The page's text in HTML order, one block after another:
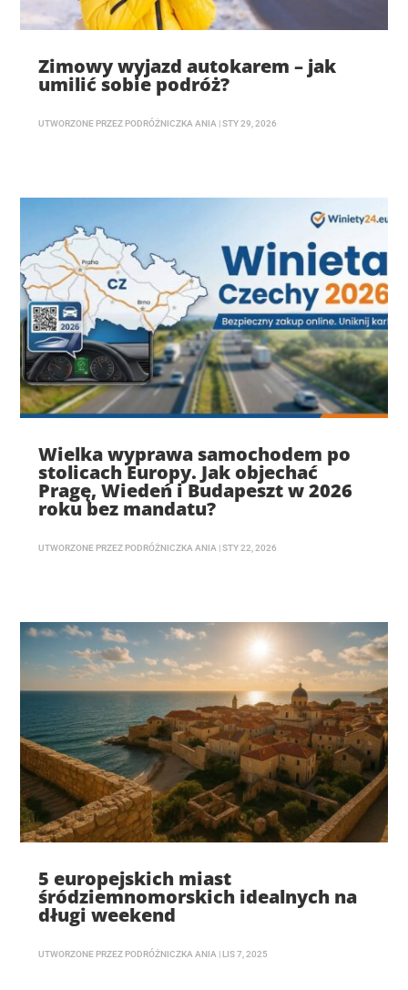
Zimowy wyjazd autokarem – jak
umilić sobie podróż?
UTWORZONE PRZEZ PODRÓŻNICZKA ANIA |STY 29, 2026
Wielka wyprawa samochodem po
stolicach Europy. Jak objechać
Pragę, Wiedeń i Budapeszt w 2026
roku bez mandatu?
UTWORZONE PRZEZ PODRÓŻNICZKA ANIA |STY 22, 2026
5 europejskich miast
śródziemnomorskich idealnych na
długi weekend
UTWORZONE PRZEZ PODRÓŻNICZKA ANIA | LIS 7, 2025